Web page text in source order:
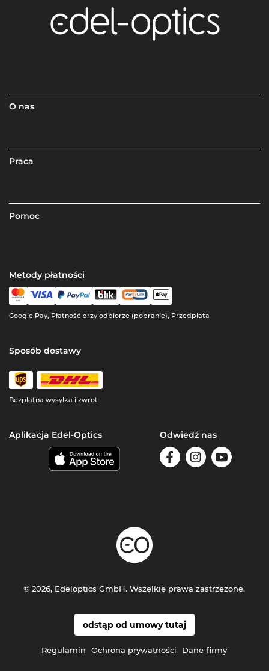
O nas
Praca
Pomoc
Metody płatności
Google Pay, Płatność przy odbiorze (pobranie), Przedpłata
Sposób dostawy
Bezpłatna wysyłka i zwrot
Aplikacja Edel-Optics Odwiedź nas
odstąp od umowy tutaj
Regulamin Ochrona prywatności Dane firmy
© 2026, Edeloptics GmbH. Wszelkie prawa zastrzeżone.